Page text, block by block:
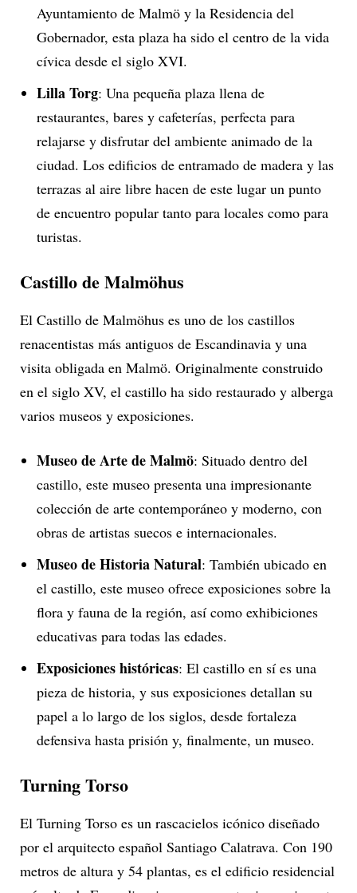
Ayuntamiento de Malmö y la Residencia del
Gobernador, esta plaza ha sido el centro de la vida
cívica desde el siglo XVI.
Lilla Torg: Una pequeña plaza llena de
restaurantes, bares y cafeterías, perfecta para
relajarse y disfrutar del ambiente animado de la
ciudad. Los edificios de entramado de madera y las
terrazas al aire libre hacen de este lugar un punto
de encuentro popular tanto para locales como para
turistas.
Castillo de Malmöhus
El Castillo de Malmöhus es uno de los castillos
renacentistas más antiguos de Escandinavia y una
visita obligada en Malmö. Originalmente construido
en el siglo XV, el castillo ha sido restaurado y alberga
varios museos y exposiciones.
Museo de Arte de Malmö: Situado dentro del
castillo, este museo presenta una impresionante
colección de arte contemporáneo y moderno, con
obras de artistas suecos e internacionales.
Museo de Historia Natural: También ubicado en
el castillo, este museo ofrece exposiciones sobre la
flora y fauna de la región, así como exhibiciones
educativas para todas las edades.
Exposiciones históricas: El castillo en sí es una
pieza de historia, y sus exposiciones detallan su
papel a lo largo de los siglos, desde fortaleza
defensiva hasta prisión y, finalmente, un museo.
Turning Torso
El Turning Torso es un rascacielos icónico diseñado
por el arquitecto español Santiago Calatrava. Con 190
metros de altura y 54 plantas, es el edificio residencial